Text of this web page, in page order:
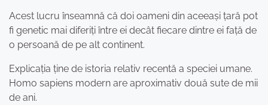
Acest lucru înseamnă că doi oameni din aceeași țară pot
fi genetic mai diferiți între ei decât fiecare dintre ei față de
o persoană de pe alt continent.
Explicația ține de istoria relativ recentă a speciei umane.
Homo sapiens modern are aproximativ două sute de mii
de ani.